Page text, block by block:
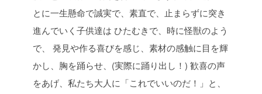
とに一生懸命で誠実で、素直で、止まらずに突き
進んでいく子供達は ひたむきで、時に怪獣のよう
で、 発見や作る喜びを感じ、素材の感触に目を輝
かし、胸を踊らせ、(実際に踊り出し！) 歓喜の声
をあげ、私たち大人に「これでいいのだ！」と、